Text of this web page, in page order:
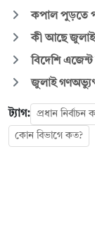
কপাল পুড়তে
কী আছে জুলাই
বিদেশি এজেন্ট
জুলাই
ট্যাগ: প্রধান নির্বাচন
কোন বিভাগে কত?